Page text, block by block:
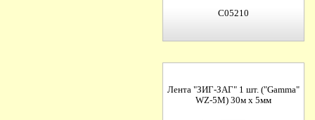
C05210
Лента "ЗИГ-ЗАГ" 1 шт. ("Gamma"
WZ-5M) 30м х 5мм